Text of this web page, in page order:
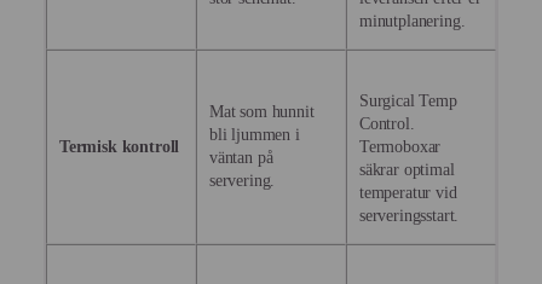
minutplanering.
Termisk kontroll
Mat som hunnit
bli ljummen i
väntan på
servering.
Surgical Temp
Control.
Termoboxar
säkrar optimal
temperatur vid
serveringsstart.